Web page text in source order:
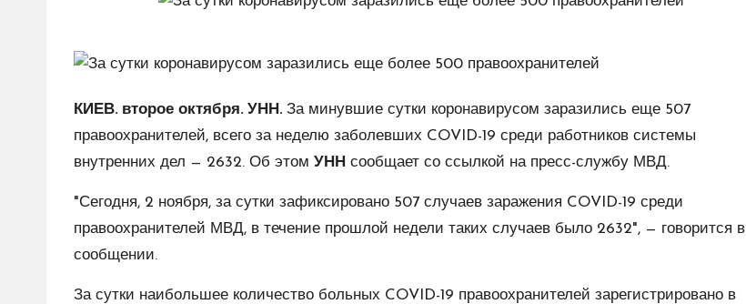
КИЕВ. второе октября. УНН.За минувшие сутки коронавирусом заразились еще 507
правоохранителей, всего за неделю заболевших COVID-19 среди работников системы
внутренних дел — 2632. Об этом УНН сообщает со ссылкой на пресс-службу МВД.
"Сегодня, 2 ноября, за сутки зафиксировано 507 случаев заражения COVID-19 среди
правоохранителей МВД, в течение прошлой недели таких случаев было 2632", — говорится в
сообщении.
За сутки наибольшее количество больных COVID-19 правоохранителей зарегистрировано в